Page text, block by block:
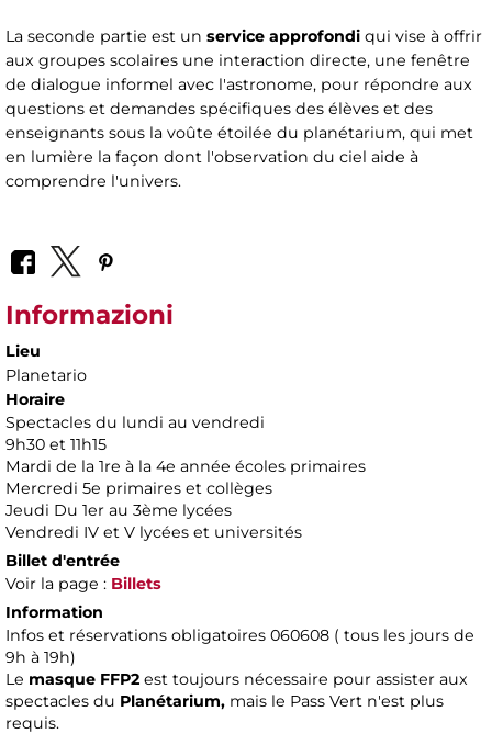
La seconde partie est un service approfondi qui vise à offrir
aux groupes scolaires une interaction directe, une fenêtre
de dialogue informel avec l'astronome, pour répondre aux
questions et demandes spécifiques des élèves et des
enseignants sous la voûte étoilée du planétarium, qui met
en lumière la façon dont l'observation du ciel aide à
comprendre l'univers.
Informazioni
Lieu
Planetario
Horaire
Spectacles du lundi au vendredi
9h30 et 11h15
Mardi de la 1re à la 4e année écoles primaires
Mercredi 5e primaires et collèges
Jeudi Du 1er au 3ème lycées
Vendredi IV et V lycées et universités
Billet d'entrée
Voir la page : Billets
Information
Infos et réservations obligatoires 060608 ( tous les jours de
9h à 19h)
Le masque FFP2 est toujours nécessaire pour assister aux
spectacles du Planétarium, mais le Pass Vert n'est plus
requis.